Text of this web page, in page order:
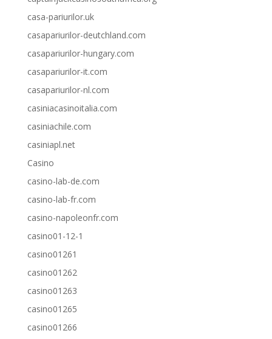
casa-pariurilor.uk
casapariurilor-deutchland.com
casapariurilor-hungary.com
casapariurilor-it.com
casapariurilor-nl.com
casiniacasinoitalia.com
casiniachile.com
casiniapl.net
Casino
casino-lab-de.com
casino-lab-fr.com
casino-napoleonfr.com
casino01-12-1
casino01261
casino01262
casino01263
casino01265
casino01266